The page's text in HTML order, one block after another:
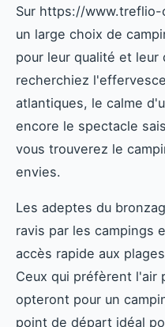
Sur https://
un large choix de
pour leur qualité et leur
recherchiez
atlantiques, le calme
encore le spectacle
vous trouverez le
envies.
Les adeptes du
ravis par les campings
accès rapide aux
Ceux qui préfèrent l'air
opteront pour un
point de départ idéal